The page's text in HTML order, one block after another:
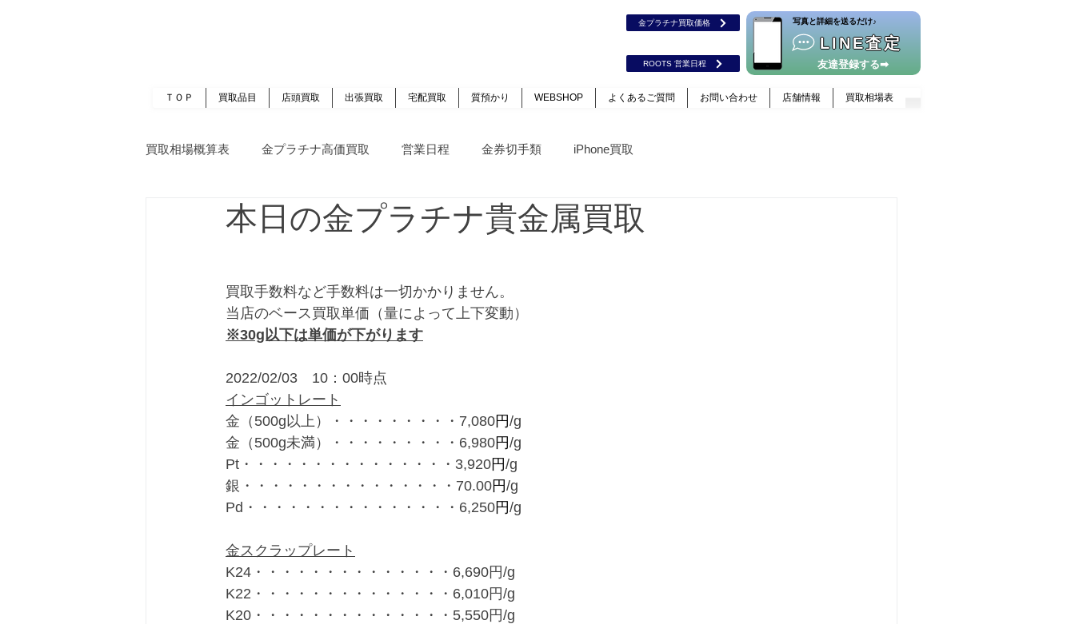
金プラチナ買取価格
ROOTS 営業日程
LINE査定
​写真と詳細を送るだけ♪
友達登録する➡
ＴＯＰ 買取品目 店頭買取 出張買取 宅配買取 質預かり WEBSHOP よくあるご質問 お問い合わせ 店舗情報 買取相場表
買取相場概算表 金プラチナ高価買取 営業日程 金券切手類 iPhone買取
本日の金プラチナ貴金属買取
買取手数料など手数料は一切かかりません。
当店のベース買取単価（量によって上下変動）
※30g以下は単価が下がります
2022/02/03　10：00時点
インゴットレート
金（500g以上）・・・・・・・・・7,080円/g
金（500g未満）・・・・・・・・・6,980円/g
Pt・・・・・・・・・・・・・・・3,920円/g
銀・・・・・・・・・・・・・・・70.00円/g
Pd・・・・・・・・・・・・・・・6,250円/g
金スクラップレート
K24・・・・・・・・・・・・・・6,690円/g
K22・・・・・・・・・・・・・・6,010円/g
K20・・・・・・・・・・・・・・5,550円/g